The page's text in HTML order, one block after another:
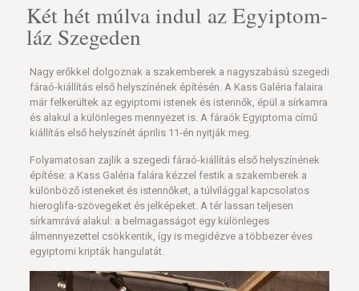
Két hét múlva indul az Egyiptom-
láz Szegeden
Nagy erőkkel dolgoznak a szakemberek a nagyszabású szegedi
fáraó-kiállítás első helyszínének építésén. A Kass Galéria falaira
már felkerültek az egyiptomi istenek és istennők, épül a sírkamra
és alakul a különleges mennyezet is. A fáraók Egyiptoma című
kiállítás első helyszínét április 11-én nyitják meg.
Folyamatosan zajlik a szegedi fáraó-kiállítás első helyszínének
építése: a Kass Galéria falára kézzel festik a szakemberek a
különböző isteneket és istennőket, a túlvilággal kapcsolatos
hieroglifa-szövegeket és jelképeket. A tér lassan teljesen
sírkamrává alakul: a belmagasságot egy különleges
álmennyezettel csökkentik, így is megidézve a többezer éves
egyiptomi kripták hangulatát.